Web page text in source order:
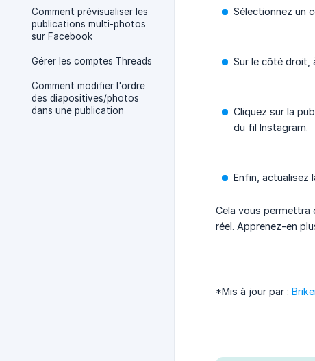
Comment prévisualiser les
publications multi-photos
sur Facebook
Gérer les comptes Threads
Comment modifier l'ordre
des diapositives/photos
dans une publication
Sélectionnez un
Sur le côté droit,
Cliquez sur la
du fil Instagram.
Enfin, actualisez
Cela vous permettra
réel. Apprenez-en
*Mis à jour par :